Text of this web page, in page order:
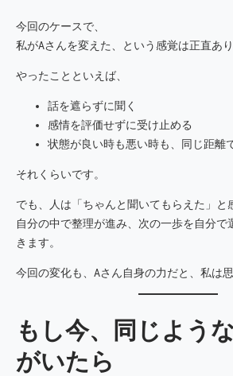
今回のケースで、
私がAさんを変えた、という感覚は正直あり
やったことといえば、
話を遮らずに聞く
感情を評価せずに受け止める
状態が良い時も悪い時も、同じ距離
それくらいです。
でも、人は「ちゃんと聞いてもらえた」と
自分の中で整理が進み、次の一歩を自分で
きます。
今回の変化も、Aさん自身の力だと、私は思
もし今、同じよう
がいたら